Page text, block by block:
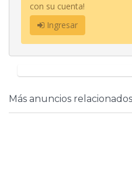
con su cuenta!
Ingresar
Más anuncios relacionados